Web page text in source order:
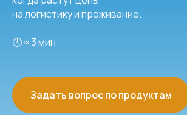
на логистику и проживание.
🕔 ≈ 3 мин
Задать вопрос по продуктам